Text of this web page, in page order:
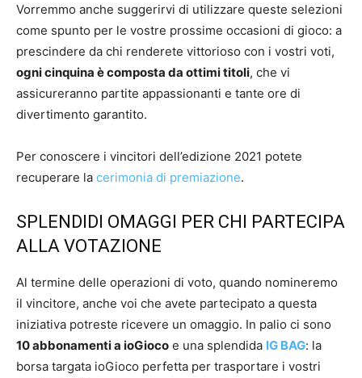
Vorremmo anche suggerirvi di utilizzare queste selezioni
come spunto per le vostre prossime occasioni di gioco: a
prescindere da chi renderete vittorioso con i vostri voti,
ogni cinquina è composta da ottimi titoli, che vi
assicureranno partite appassionanti e tante ore di
divertimento garantito.
Per conoscere i vincitori dell’edizione 2021 potete
recuperare la cerimonia di premiazione.
SPLENDIDI OMAGGI PER CHI PARTECIPA
ALLA VOTAZIONE
Al termine delle operazioni di voto, quando nomineremo
il vincitore, anche voi che avete partecipato a questa
iniziativa potreste ricevere un omaggio. In palio ci sono
10 abbonamenti a ioGioco e una splendida IG BAG: la
borsa targata ioGioco perfetta per trasportare i vostri